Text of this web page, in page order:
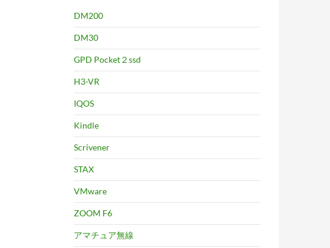
DM200
DM30
GPD Pocket２ssd
H3-VR
IQOS
Kindle
Scrivener
STAX
VMware
ZOOM F6
アマチュア無線